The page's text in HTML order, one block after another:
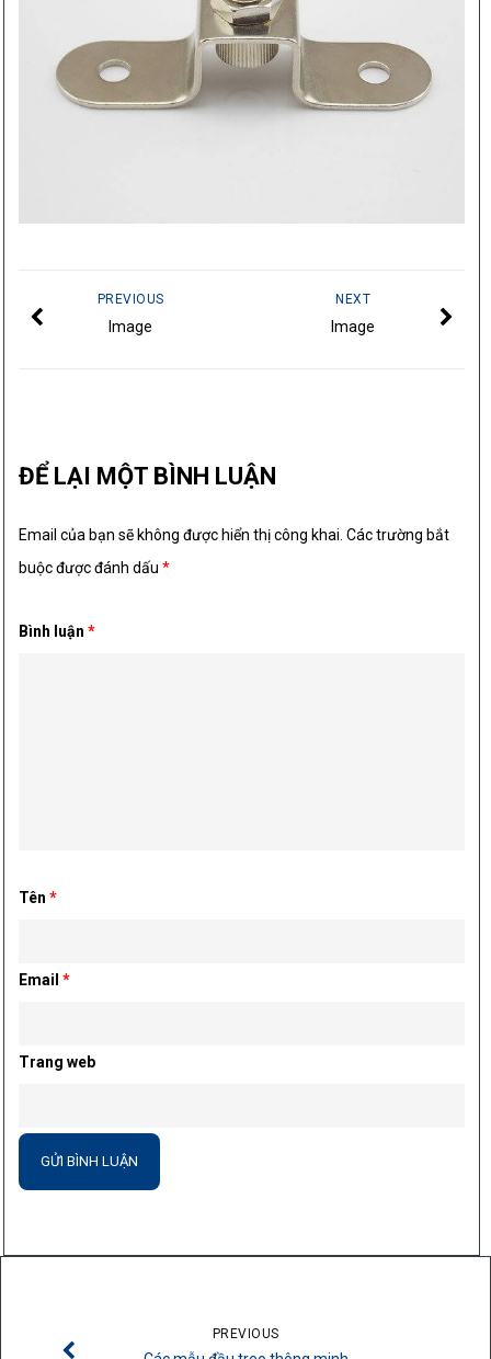
NEXT
Image
PREVIOUS
Image
ĐỂ LẠI MỘT BÌNH LUẬN
Email của bạn sẽ không được hiển thị công khai. Các trường bắt
buộc được đánh dấu*
Bình luận*
Tên*
Email*
Trang web
PREVIOUS